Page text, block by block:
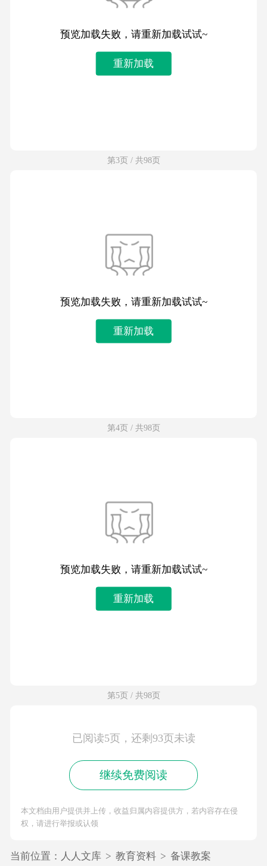
预览加载失败，请重新加载试试~
重新加载
第3页 / 共98页
预览加载失败，请重新加载试试~
重新加载
第4页 / 共98页
预览加载失败，请重新加载试试~
重新加载
第5页 / 共98页
已阅读5页，还剩93页未读
继续免费阅读
本文档由用户提供并上传，收益归属内容提供方，若内容存在侵
权，请进行举报或认领
当前位置： 人人文库 > 教育资料 > 备课教案